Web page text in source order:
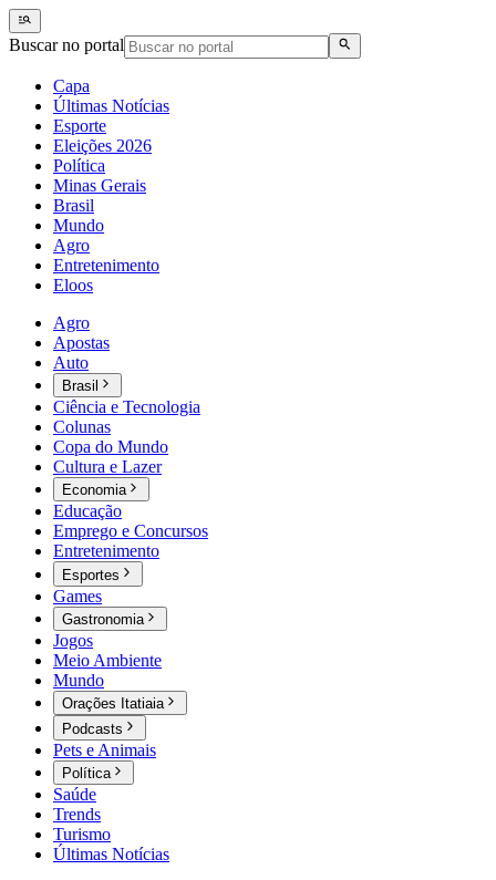
Buscar no portal
Capa
Últimas Notícias
Esporte
Eleições 2026
Política
Minas Gerais
Brasil
Mundo
Agro
Entretenimento
Eloos
Agro
Apostas
Auto
Brasil
Ciência e Tecnologia
Colunas
Copa do Mundo
Cultura e Lazer
Economia
Educação
Emprego e Concursos
Entretenimento
Esportes
Games
Gastronomia
Jogos
Meio Ambiente
Mundo
Orações Itatiaia
Podcasts
Pets e Animais
Política
Saúde
Trends
Turismo
Últimas Notícias